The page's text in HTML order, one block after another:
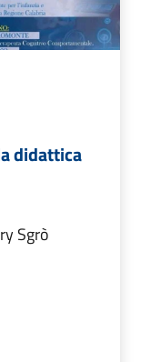
didattica
Sgrò